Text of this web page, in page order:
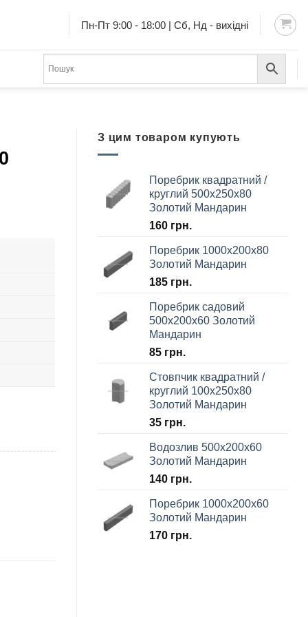
Пн-Пт 9:00 - 18:00 | Сб, Нд - вихідні
З цим товаром купують
Поребрик квадратний /
круглий 500х250х80
Золотий Мандарин
160 грн.
Поребрик 1000х200х80
Золотий Мандарин
185 грн.
Поребрик садовий
500х200х60 Золотий
Мандарин
85 грн.
Стовпчик квадратний /
круглий 100х250х80
Золотий Мандарин
35 грн.
Водозлив 500х200х60
Золотий Мандарин
140 грн.
Поребрик 1000х200х60
Золотий Мандарин
170 грн.